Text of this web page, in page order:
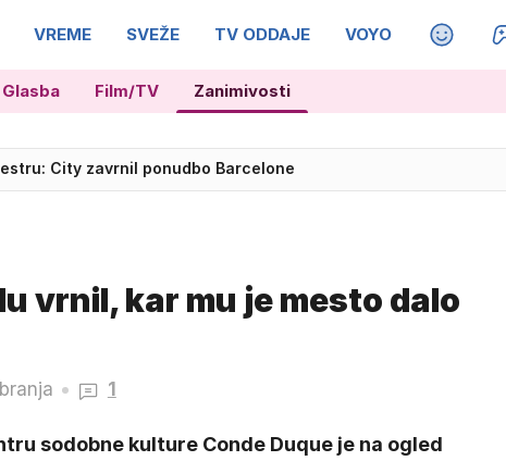
VREME SVEŽE TV ODDAJE VOYO MAGAZIN
Glasba Film/TV Zanimivosti
City zavrnil ponudbo Barcelone
vrnil, kar mu je mesto dalo
1
sodobne kulture Conde Duque je na ogled